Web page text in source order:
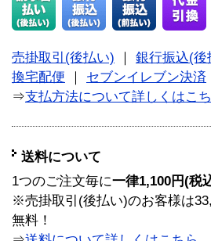
売掛取引(後払い)
銀行振込(後
換宅配便
セブンイレブン決済
⇒支払方法について詳しくはこ
送料について
1つのご注文毎に一律1,100円(税
※売掛取引(後払い)のお客様は
無料！